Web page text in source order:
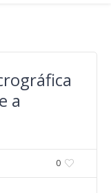
a
0